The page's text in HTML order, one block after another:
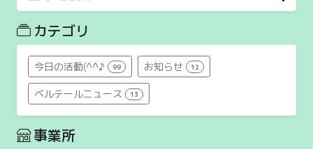
カテゴリ
今日の活動(^^♪ 99 お知らせ 12
ベルテールニュース 13
事業所